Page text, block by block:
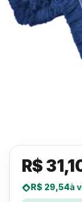
R$
R$ 29,54à